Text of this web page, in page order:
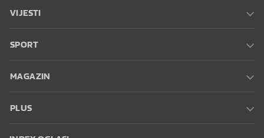
VIJESTI
SPORT
MAGAZIN
PLUS